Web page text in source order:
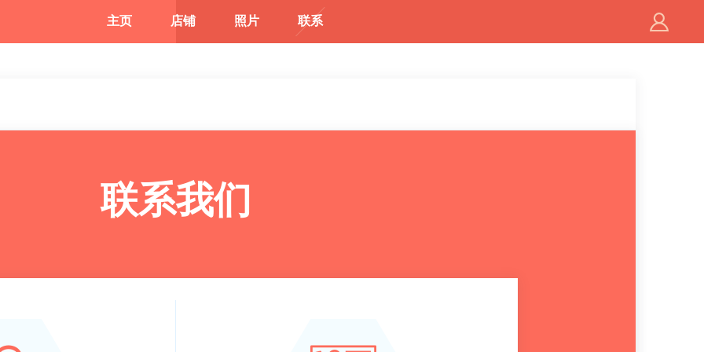
主页 店铺 照片 联系
联系我们